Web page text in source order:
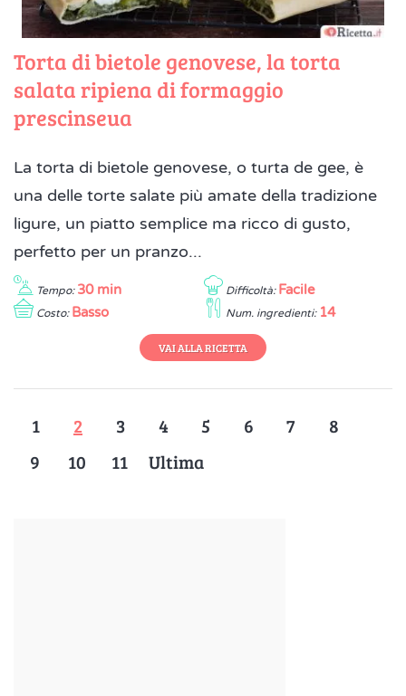
Torta di bietole genovese, la torta
salata ripiena di formaggio
prescinseua
La torta di bietole genovese, o turta de gee, è
una delle torte salate più amate della tradizione
ligure, un piatto semplice ma ricco di gusto,
perfetto per un pranzo...
Tempo: 30 min Difficoltà: Facile
Costo: Basso Num. ingredienti: 14
VAI ALLA RICETTA
1 2 3 4 5 6 7
8
9
10 11 Ultima